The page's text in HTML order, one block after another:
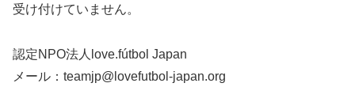
受け付けていません。
認定NPO法人love.fútbol Japan
メール：teamjp@lovefutbol-japan.org